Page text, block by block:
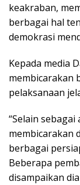
keakraban,
berbagai hal
demokrasi
Kepada media
membicarakan
pelaksanaan
“Selain
membicarakan
berbagai
Beberapa
disampaikan